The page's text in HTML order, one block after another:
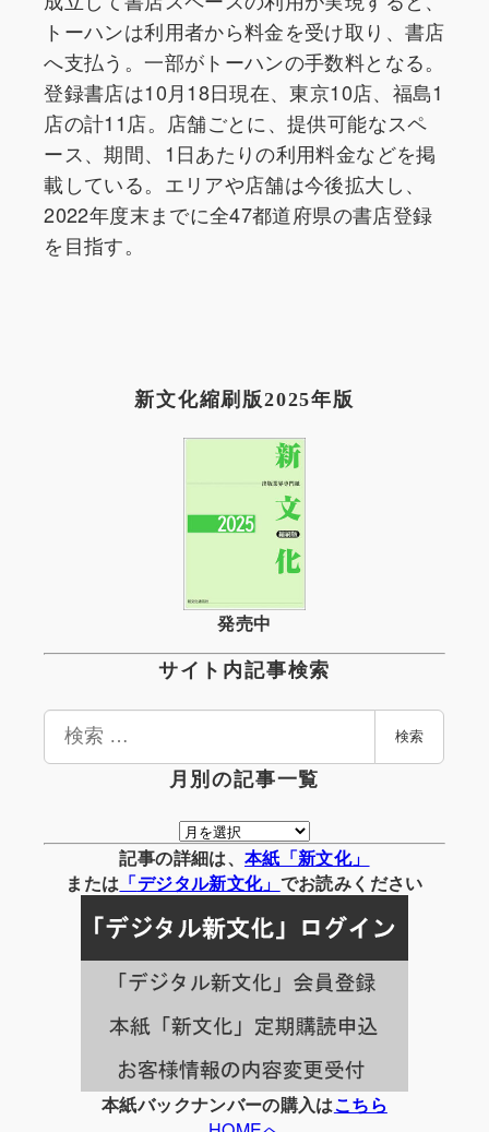
トーハンは利用者から料金を受け取り、書店
へ支払う。一部がトーハンの手数料となる。
登録書店は10月18日現在、東京10店、福島1
店の計11店。店舗ごとに、提供可能なスペ
ース、期間、1日あたりの利用料金などを掲
載している。エリアや店舗は今後拡大し、
2022年度末までに全47都道府県の書店登録
を目指す。
新文化縮刷版2025年版
発売中
サイト内記事検索
検
検索
月別の記事一覧
月
別
の
事
一
覧
記事の詳細は、 本紙「新文化」
または 「デジタル新文化」 でお読みください
本紙バックナンバーの購入はこちら